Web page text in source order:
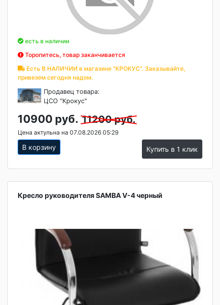
есть в наличии
Торопитесь, товар заканчивается
Есть В НАЛИЧИИ в магазине "КРОКУС". Заказывайте,
привезем сегодня надом.
Продавец товара:
ЦСО "Крокус"
10900 руб. 11200 руб.
Цена актульна на 07.08.2026 05:29
В корзину Купить в 1 клик
Кресло руководителя SAMBA V-4 черный